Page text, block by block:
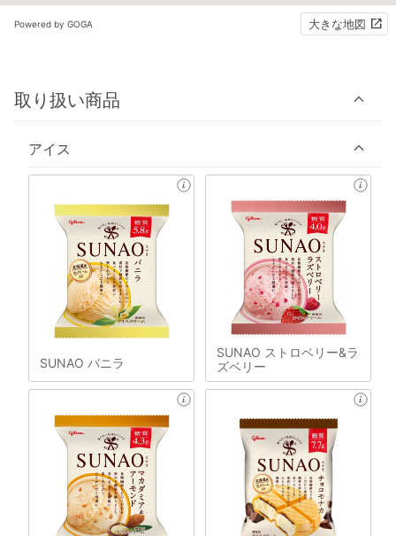
Powered by GOGA 大きな地図
取り扱い商品
アイス
SUNAO バニラ
SUNAO ストロベリー&ラ
ズベリー